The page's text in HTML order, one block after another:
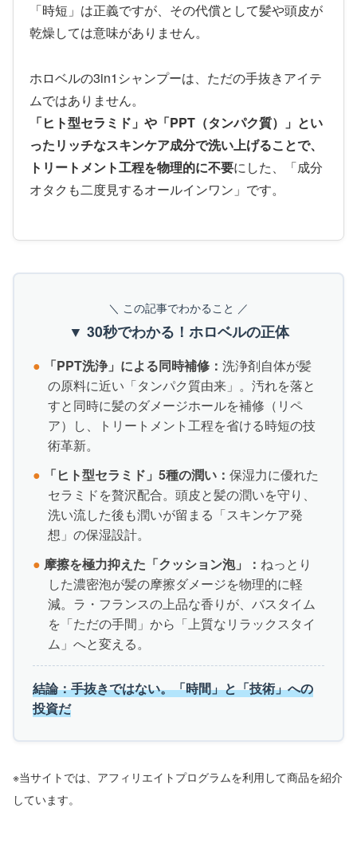
「時短」は正義ですが、その代償として髪や頭皮が
乾燥しては意味がありません。
ホロベルの3in1シャンプーは、ただの手抜きアイテ
ムではありません。
「ヒト型セラミド」や「PPT（タンパク質）」とい
ったリッチなスキンケア成分で洗い上げることで、
トリートメント工程を物理的に不要にした、「成分
オタクも二度見するオールインワン」です。
＼ この記事でわかること ／
▼ 30秒でわかる！ホロベルの正体
● 「PPT洗浄」による同時補修：洗浄剤自体が髪
の原料に近い「タンパク質由来」。汚れを落と
すと同時に髪のダメージホールを補修（リペ
ア）し、トリートメント工程を省ける時短の技
術革新。
●
「ヒト型セラミド」5種の潤い：保湿力に優れた
セラミドを贅沢配合。頭皮と髪の潤いを守り、
洗い流した後も潤いが留まる「スキンケア発
想」の保湿設計。
● 摩擦を極力抑えた「クッション泡」： ねっとり
した濃密泡が髪の摩擦ダメージを物理的に軽
減。ラ・フランスの上品な香りが、バスタイム
を「ただの手間」から「上質なリラックスタイ
ム」へと変える。
結論：手抜きではない。「時間」と「技術」への
投資だ
※当サイトでは、アフィリエイトプログラムを利用して商品を紹介
しています。